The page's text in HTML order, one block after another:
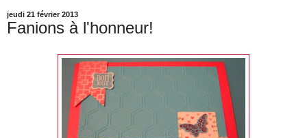
jeudi 21 février 2013
Fanions à l'honneur!